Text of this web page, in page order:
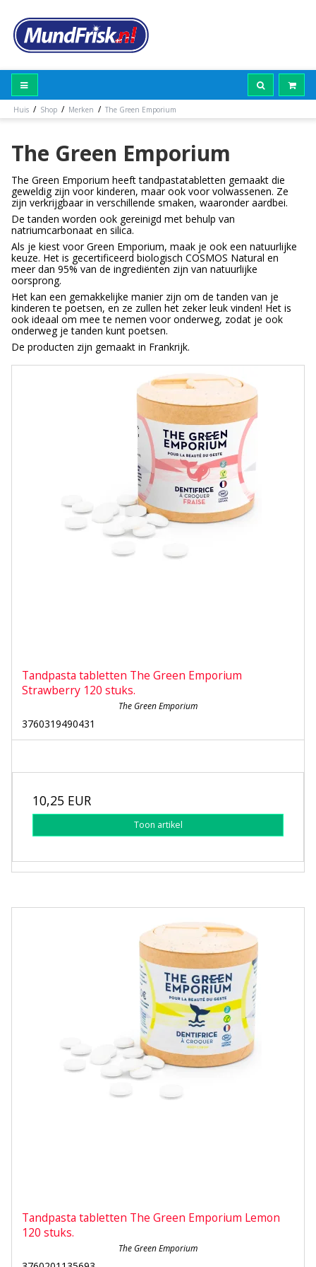
Huis / Shop / Merken / The Green Emporium
The Green Emporium
The Green Emporium heeft tandpastatabletten gemaakt die
geweldig zijn voor kinderen, maar ook voor volwassenen. Ze
zijn verkrijgbaar in verschillende smaken, waaronder aardbei.
De tanden worden ook gereinigd met behulp van
natriumcarbonaat en silica.
Als je kiest voor Green Emporium, maak je ook een natuurlijke
keuze. Het is gecertificeerd biologisch COSMOS Natural en
meer dan 95% van de ingrediënten zijn van natuurlijke
oorsprong.
Het kan een gemakkelijke manier zijn om de tanden van je
kinderen te poetsen, en ze zullen het zeker leuk vinden! Het is
ook ideaal om mee te nemen voor onderweg, zodat je ook
onderweg je tanden kunt poetsen.
De producten zijn gemaakt in Frankrijk.
Tandpasta tabletten The Green Emporium
Strawberry 120 stuks.
The Green Emporium
3760319490431
10,25 EUR
Toon artikel
Tandpasta tabletten The Green Emporium Lemon
120 stuks.
The Green Emporium